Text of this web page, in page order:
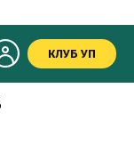
КЛУБ УП